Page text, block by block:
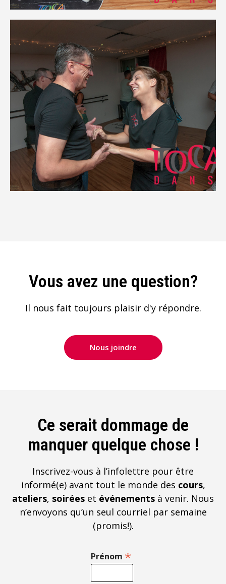
Vous avez une question?
Il nous fait toujours plaisir d'y répondre.
Nous joindre
Ce serait dommage de
manquer quelque chose !
Inscrivez-vous à l’infolettre pour être
informé(e) avant tout le monde des cours,
ateliers, soirées et événements à venir. Nous
n’envoyons qu’un seul courriel par semaine
(promis!).
Prénom *